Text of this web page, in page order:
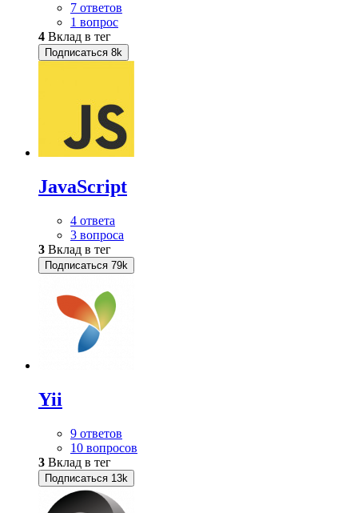
7 ответов
1 вопрос
4 Вклад в тег
Подписаться 8k
JavaScript
4 ответа
3 вопроса
3 Вклад в тег
Подписаться 79k
Yii
9 ответов
10 вопросов
3 Вклад в тег
Подписаться 13k